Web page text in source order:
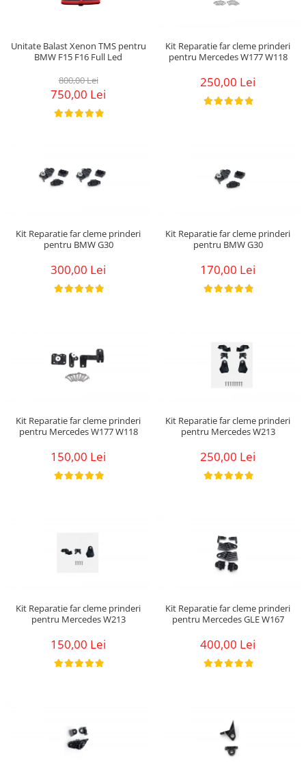
Unitate Balast Xenon TMS pentru
BMW F15 F16 Full Led
800,00 Lei
750,00 Lei
Kit Reparatie far cleme prinderi
pentru Mercedes W177 W118
250,00 Lei
Kit Reparatie far cleme prinderi
pentru BMW G30
300,00 Lei
Kit Reparatie far cleme prinderi
pentru BMW G30
170,00 Lei
Kit Reparatie far cleme prinderi
pentru Mercedes W177 W118
150,00 Lei
Kit Reparatie far cleme prinderi
pentru Mercedes W213
250,00 Lei
Kit Reparatie far cleme prinderi
pentru Mercedes W213
150,00 Lei
Kit Reparatie far cleme prinderi
pentru Mercedes GLE W167
400,00 Lei